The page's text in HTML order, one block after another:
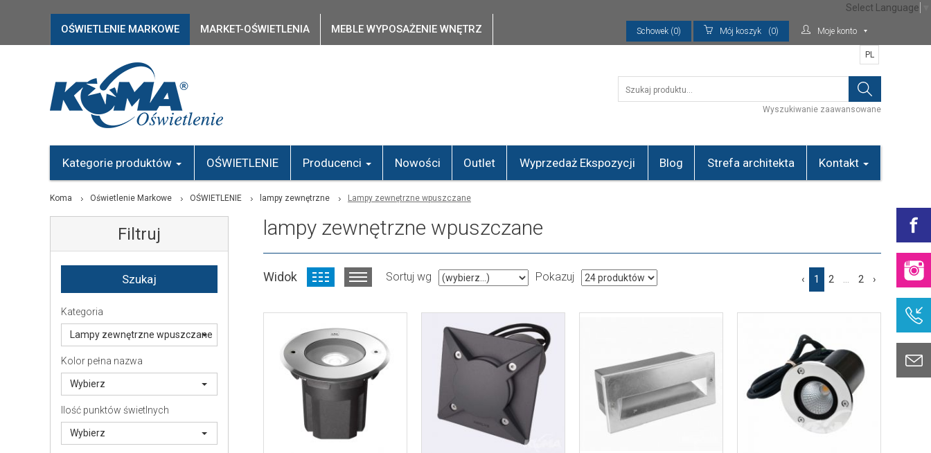
OŚWIETLENIE MARKOWE MARKET-OŚWIETLENIA MEBLE WYPOSAŻENIE WNĘTRZ Schowek (0) Mój koszyk (0) Moje konto
Wyszukiwanie zaawansowane
PL
Kategorie produktów OŚWIETLENIE Producenci Nowości Outlet Wyprzedaż Ekspozycji Blog Strefa architekta Kontakt
Koma Oświetlenie Markowe OŚWIETLENIE lampy zewnętrzne Lampy zewnętrzne wpuszczane
Filtruj
Kategoria
Lampy zewnętrzne wpuszczane
Kolor pełna nazwa
Wybierz
Ilość punktów świetlnych
Wybierz
lampy zewnętrzne wpuszczane
Widok Sortuj wg Pokazuj ‹ 1 2 ... 2 ›
Select Language